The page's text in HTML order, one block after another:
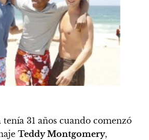
tenía 31 años cuando comenzó
Teddy Montgomery,